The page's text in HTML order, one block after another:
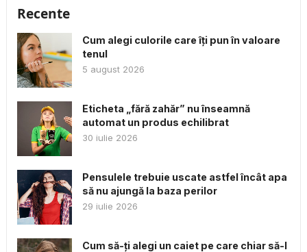
Recente
Cum alegi culorile care îți pun în valoare
tenul
5 august 2026
Eticheta „fără zahăr” nu înseamnă
automat un produs echilibrat
30 iulie 2026
Pensulele trebuie uscate astfel încât apa
să nu ajungă la baza perilor
29 iulie 2026
Cum să-ți alegi un caiet pe care chiar să-l